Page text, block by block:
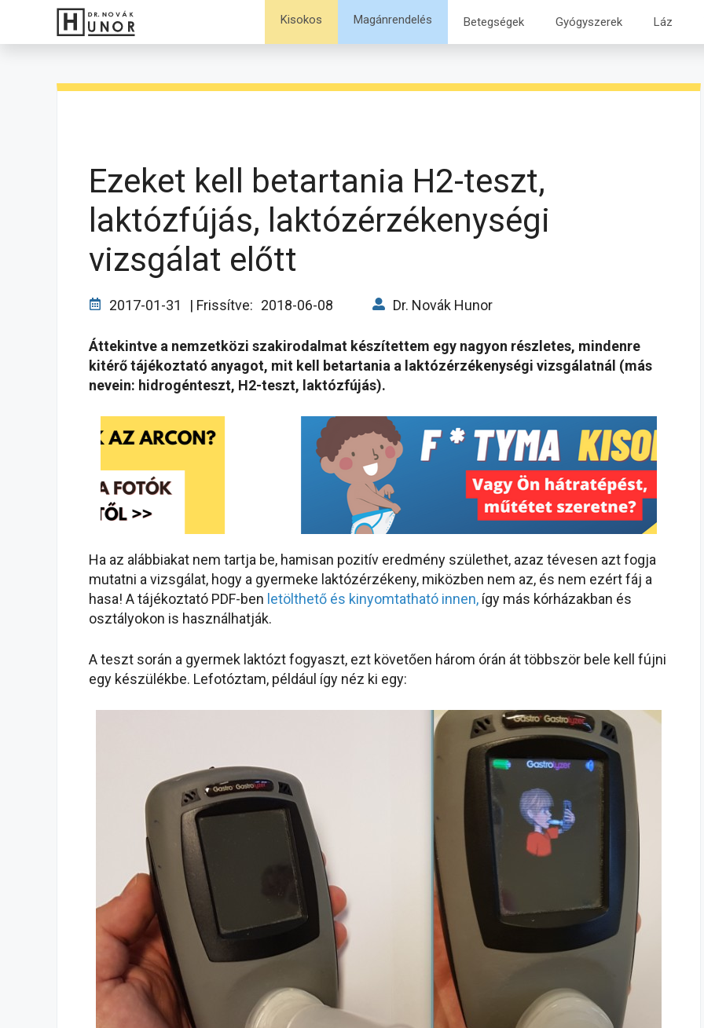
tartalomba
Kisokos Magánrendelés Betegségek Gyógyszerek Láz
Ezeket kell betartania H2-teszt,
laktózfújás, laktózérzékenységi
vizsgálat előtt
2017-01-31 | Frissítve: 2018-06-08 Dr. Novák Hunor
Áttekintve a nemzetközi szakirodalmat készítettem egy nagyon részletes, mindenre
kitérő tájékoztató anyagot, mit kell betartania a laktózérzékenységi vizsgálatnál (más
nevein: hidrogénteszt, H2-teszt, laktózfújás).
Ha az alábbiakat nem tartja be, hamisan pozitív eredmény születhet, azaz tévesen azt fogja
mutatni a vizsgálat, hogy a gyermeke laktózérzékeny, miközben nem az, és nem ezért fáj a
hasa! A tájékoztató PDF-ben letölthető és kinyomtatható innen, így más kórházakban és
osztályokon is használhatják.
A teszt során a gyermek laktózt fogyaszt, ezt követően három órán át többször bele kell fújni
egy készülékbe. Lefotóztam, például így néz ki egy: